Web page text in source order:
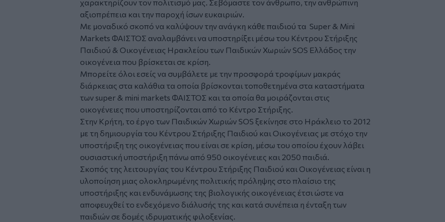
χαρακτηρίζουν τον πολιτισμό μας. Σεβόμαστε τον άνθρωπο, την ανθρώπινη
αξιοπρέπεια και την παροχή ίσων ευκαιριών.
Με μοναδικό σκοπό να καλύψουν την ανάγκη κάθε παιδιού τα Super & Mini
Markets ΦΑΙΣΤΟΣ αναλαμβάνει να υποστηρίξει μέσω του Κέντρου Στήριξης
Παιδιού & Οικογένειας Ηρακλείου των Παιδικών Χωριών SOS Ελλάδος την
οικογένεια που βρίσκεται σε κρίση.
Μπορείτε όλοι εσείς να συμβάλετε με την προσφορά τροφίμων μακράς
διάρκειας στα καλάθια τα οποία βρίσκονται τοποθετημένα στα καταστήματα
των super & mini markets ΦΑΙΣΤΟΣ και τα οποία θα μοιράζονται στις
οικογένειες που υποστηρίζονται από το Κέντρο Στήριξης.
Στην Κρήτη, το έργο των Παιδικών Χωριών SOS ξεκίνησε στο Ηράκλειο το 2012
με τη δημιουργία του Κέντρου Στήριξης Παιδιού και Οικογένειας με στόχο την
υποστήριξη της οικογένειας που είναι σε κρίση, μέσω του οποίου έχουν λάβει
ουσιαστική υποστήριξη πάνω από 950 οικογένειες και 2050 παιδιά.
Σκοπός της λειτουργίας του Κέντρου Στήριξης Παιδιού και Οικογένειας είναι η
υλοποίηση μιας ολοκληρωμένης πολιτικής πρόληψης στο πλαίσιο της
υποστήριξης και ενδυνάμωσης της βιολογικής οικογένειας έτσι ώστε να
αποφευχθεί το ενδεχόμενο διάλυσής της και κατά συνέπεια η ένταξη των
παιδιών σε δομές ιδρυματικής φιλοξενίας.